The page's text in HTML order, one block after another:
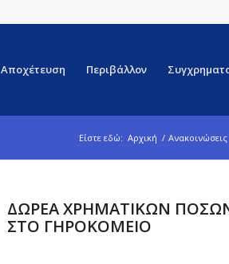
Αποχέτευση Περιβάλλον
Είστε εδώ: Αρχική / Ανακοινώσεις
ΔΩΡΕΑ ΧΡΗΜΑΤΙΚΩΝ
ΣΤΟ ΓΗΡΟΚΟΜΕΙΟ